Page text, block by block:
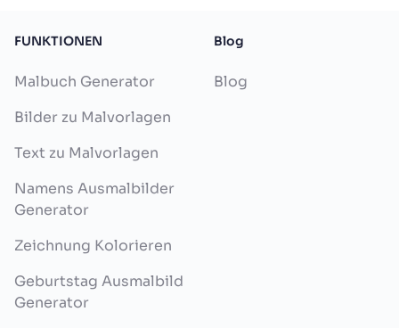
FUNKTIONEN
Malbuch Generator
Bilder zu Malvorlagen
Text zu Malvorlagen
Namens Ausmalbilder
Generator
Zeichnung Kolorieren
Geburtstag Ausmalbild
Generator
Blog
Blog